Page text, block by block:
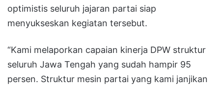
optimistis seluruh jajaran partai siap
menyukseskan kegiatan tersebut.
“Kami melaporkan capaian kinerja DPW struktur
seluruh Jawa Tengah yang sudah hampir 95
persen. Struktur mesin partai yang kami janjikan